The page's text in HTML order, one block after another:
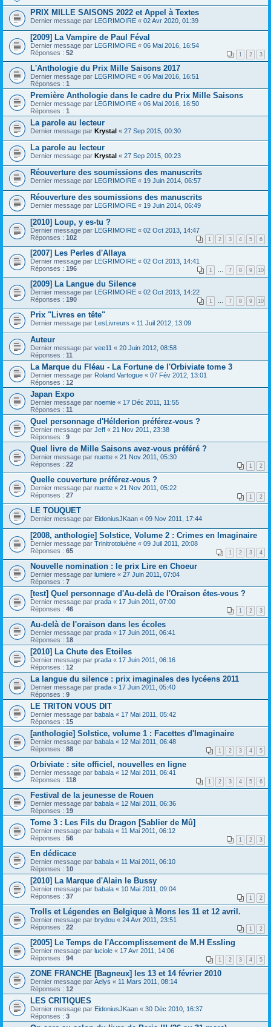
PRIX MILLE SAISONS 2022 et Appel à Textes
Dernier message par LEGRIMOIRE « 02 Avr 2020, 01:39
[2009] La Vampire de Paul Féval
Dernier message par LEGRIMOIRE « 06 Mai 2016, 16:54
Réponses : 52 1 2 3
L'Anthologie du Prix Mille Saisons 2017
Dernier message par LEGRIMOIRE « 06 Mai 2016, 16:51
Réponses : 1
Première Anthologie dans le cadre du Prix Mille Saisons
Dernier message par LEGRIMOIRE « 06 Mai 2016, 16:50
Réponses : 1
La parole au lecteur
Dernier message par Krystal « 27 Sep 2015, 00:30
La parole au lecteur
Dernier message par Krystal « 27 Sep 2015, 00:23
Réouverture des soumissions des manuscrits
Dernier message par LEGRIMOIRE « 19 Juin 2014, 06:57
Réouverture des soumissions des manuscrits
Dernier message par LEGRIMOIRE « 19 Juin 2014, 06:49
[2010] Loup, y es-tu ?
Dernier message par LEGRIMOIRE « 02 Oct 2013, 14:47
Réponses : 102 1 2 3 4 5 6
[2007] Les Perles d'Allaya
Dernier message par LEGRIMOIRE « 02 Oct 2013, 14:41
Réponses : 196 1 … 7 8 9 10
[2009] La Langue du Silence
Dernier message par LEGRIMOIRE « 02 Oct 2013, 14:22
Réponses : 190 1 … 7 8 9 10
Prix "Livres en tête"
Dernier message par LesLivreurs « 11 Juil 2012, 13:09
Auteur
Dernier message par vee11 « 20 Juin 2012, 08:58
Réponses : 11
La Marque du Fléau - La Fortune de l'Orbiviate tome 3
Dernier message par Roland Vartogue « 07 Fév 2012, 13:01
Réponses : 12
Japan Expo
Dernier message par noemie « 17 Déc 2011, 11:55
Réponses : 11
Quel personnage d'Hélderion préférez-vous ?
Dernier message par Jeff « 21 Nov 2011, 23:38
Réponses : 9
Quel livre de Mille Saisons avez-vous préféré ?
Dernier message par nuette « 21 Nov 2011, 05:30
Réponses : 22 1 2
Quelle couverture préférez-vous ?
Dernier message par nuette « 21 Nov 2011, 05:22
Réponses : 27 1 2
LE TOUQUET
Dernier message par EidoniusJKaan « 09 Nov 2011, 17:44
[2008, anthologie] Solstice, Volume 2 : Crimes en Imaginaire
Dernier message par Trinitrotoluène « 09 Juil 2011, 20:08
Réponses : 65 1 2 3 4
Nouvelle nomination : le prix Lire en Choeur
Dernier message par lumiere « 27 Juin 2011, 07:04
Réponses : 7
[test] Quel personnage d'Au-delà de l'Oraison êtes-vous ?
Dernier message par prada « 17 Juin 2011, 07:00
Réponses : 46 1 2 3
Au-delà de l'oraison dans les écoles
Dernier message par prada « 17 Juin 2011, 06:41
Réponses : 18
[2010] La Chute des Etoiles
Dernier message par prada « 17 Juin 2011, 06:16
Réponses : 12
La langue du silence : prix imaginales des lycéens 2011
Dernier message par prada « 17 Juin 2011, 05:40
Réponses : 9
LE TRITON VOUS DIT
Dernier message par babala « 17 Mai 2011, 05:42
Réponses : 15
[anthologie] Solstice, volume 1 : Facettes d'Imaginaire
Dernier message par babala « 12 Mai 2011, 06:48
Réponses : 88 1 2 3 4 5
Orbiviate : site officiel, nouvelles en ligne
Dernier message par babala « 12 Mai 2011, 06:41
Réponses : 118 1 2 3 4 5 6
Festival de la jeunesse de Rouen
Dernier message par babala « 12 Mai 2011, 06:36
Réponses : 19
Tome 3 : Les Fils du Dragon [Sablier de Mû]
Dernier message par babala « 11 Mai 2011, 06:12
Réponses : 56 1 2 3
En dédicace
Dernier message par babala « 11 Mai 2011, 06:10
Réponses : 10
[2010] La Marque d'Alain le Bussy
Dernier message par babala « 10 Mai 2011, 09:04
Réponses : 37 1 2
Trolls et Légendes en Belgique à Mons les 11 et 12 avril.
Dernier message par brydou « 24 Avr 2011, 23:51
Réponses : 22 1 2
[2005] Le Temps de l'Accomplissement de M.H Essling
Dernier message par luciole « 17 Avr 2011, 14:06
Réponses : 94 1 2 3 4 5
ZONE FRANCHE [Bagneux] les 13 et 14 février 2010
Dernier message par Aelys « 11 Mars 2011, 08:14
Réponses : 12
LES CRITIQUES
Dernier message par EidoniusJKaan « 30 Déc 2010, 16:37
Réponses : 3